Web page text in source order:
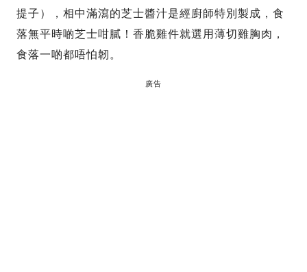
提子），相中滿瀉的芝士醬汁是經廚師特別製成，食
落無平時啲芝士咁膩！香脆雞件就選用薄切雞胸肉，
食落一啲都唔怕韌。
廣告